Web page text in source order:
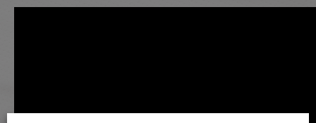
LE CLUB
MÉDIAS